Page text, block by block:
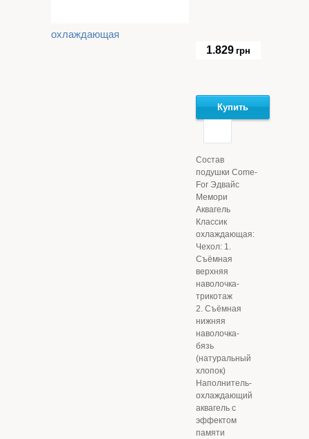
охлаждающая
1.829 грн
Купить
Состав
подушки Come-
For Эдвайс
Мемори
Аквагель
Классик
охлаждающая:
Чехол: 1.
Съёмная
верхняя
наволочка-
трикотаж
2. Съёмная
нижняя
наволочка-
бязь
(натуральный
хлопок)
Наполнитель-
охлаждающий
аквагель с
эффектом
памяти